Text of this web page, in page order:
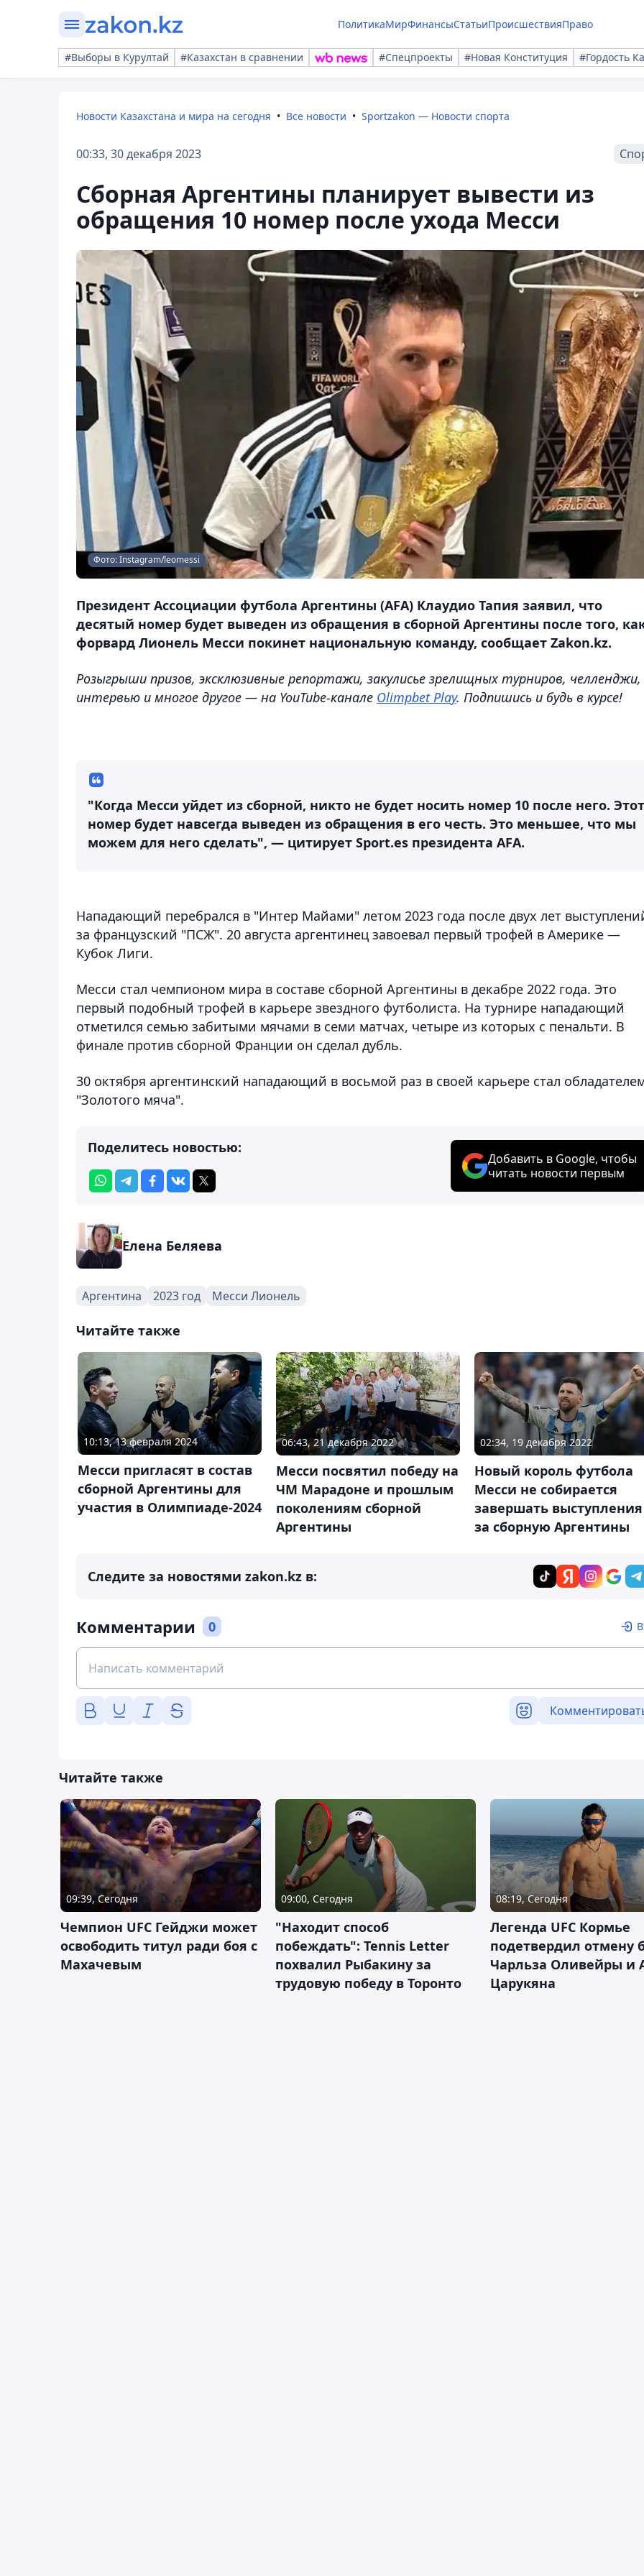
ПолитикаМирФинансыСтатьиПроисшествияПраво
#Выборы в Курултай #Казахстан в сравнении #Спецпроекты #Новая Конституция #Гордость
Новости Казахстана и мира на сегодня Все новости Sportzakon — Новости спорта
00:33, 30 декабря 2023
Сборная Аргентины планирует вывести из
обращения 10 номер после ухода Месси
Фото: Instagram/leomessi
Президент Ассоциации футбола Аргентины (AFA) Клаудио Тапия заявил, что
десятый номер будет выведен из обращения в сборной Аргентины после того,
форвард Лионель Месси покинет национальную команду, сообщает Zakon.kz.
Розыгрыши призов, эксклюзивные репортажи, закулисье зрелищных турниров, челленджи,
интервью и многое другое — на YouTube-канале Olimpbet Play. Подпишись и будь в курсе!
"Когда Месси уйдет из сборной, никто не будет носить номер 10 после него. Этот
номер будет навсегда выведен из обращения в его честь. Это меньшее, что мы
можем для него сделать", — цитирует Sport.es президента AFA.
Нападающий перебрался в "Интер Майами" летом 2023 года после двух лет
за французский "ПСЖ". 20 августа аргентинец завоевал первый трофей в Америке —
Кубок Лиги.
Месси стал чемпионом мира в составе сборной Аргентины в декабре 2022 года. Это
первый подобный трофей в карьере звездного футболиста. На турнире нападающий
отметился семью забитыми мячами в семи матчах, четыре из которых с пенальти. В
финале против сборной Франции он сделал дубль.
30 октября аргентинский нападающий в восьмой раз в своей карьере стал
"Золотого мяча".
Поделитесь новостью:
Добавить в Google, чтобы
читать новости первым
Елена Беляева
Аргентина 2023 год Месси Лионель
Читайте также
10:13, 13 февраля 2024
Месси пригласят в состав
сборной Аргентины для
участия в Олимпиаде-2024
06:43, 21 декабря 2022
Месси посвятил победу на
ЧМ Марадоне и прошлым
поколениям сборной
Аргентины
02:34, 19 декабря 2022
Новый король футбола
Месси не собирается
завершать выступления
за сборную Аргентины
Следите за новостями zakon.kz в:
Комментарии 0
Читайте также
09:39, Сегодня
Чемпион UFC Гейджи может
освободить титул ради боя с
Махачевым
09:00, Сегодня
"Находит способ
побеждать": Tennis Letter
похвалил Рыбакину за
трудовую победу в Торонто
08:19, Сегодня
Легенда UFC Кормье
подетвердил отмену
Чарльза Оливейры и
Царукяна